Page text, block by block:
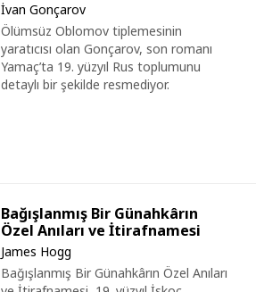
İvan Gonçarov
Ölümsüz Oblomov tiplemesinin
yaratıcısı olan Gonçarov, son romanı
Yamaç’ta 19. yüzyıl Rus toplumunu
detaylı bir şekilde resmediyor.
Bağışlanmış Bir Günahkârın
Özel Anıları ve İtirafnamesi
James Hogg
Bağışlanmış Bir Günahkârın Özel Anıları